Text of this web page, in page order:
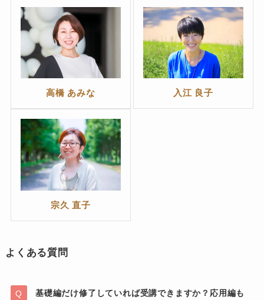
高橋 あみな 入江 良子
宗久 直子
よくある質問
基礎編だけ修了していれば受講できますか？応用編も